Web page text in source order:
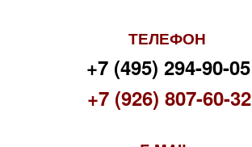
ТЕЛЕФОН
+7 (495) 294-90-05
+7 (926) 807-60-32